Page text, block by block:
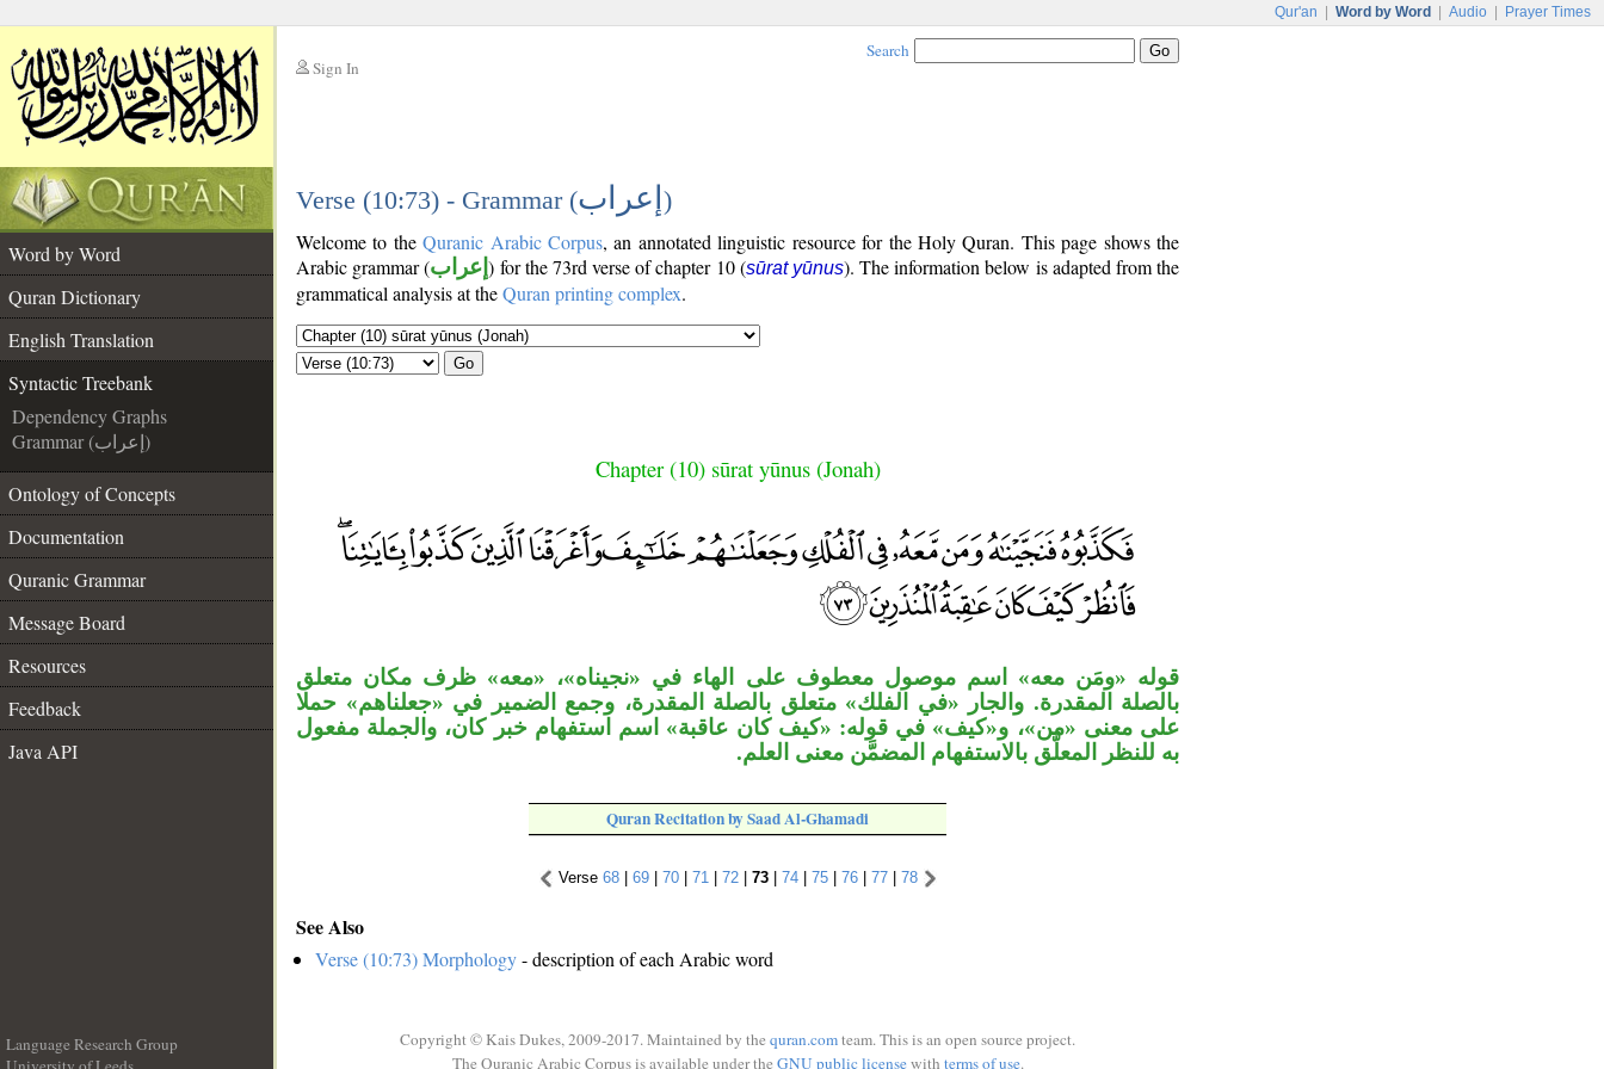
Qur'an Word by Word Audio Prayer Times
Sign In
Search
Verse (10:73) - Grammar (إعراب )
Word by Word
Quran Dictionary
English Translation
Syntactic Treebank
Dependency Graphs
Grammar (إعراب)
Ontology of Concepts
Documentation
Quranic Grammar
Message Board
Resources
Feedback
Java API
Welcome to theQuranic Arabic Corpus, an annotated linguistic resource for the Holy Quran. This page shows the
Arabic grammar (إعراب) for the 73rd verse of chapter 10 (sūrat yūnus). The information below is adapted from the
grammatical analysis at theQuran printing complex.
Go
Chapter (10) sūrat yūnus (Jonah)
قوله «ومَن معه» اسم موصول معطوف على الهاء في «نجيناه»، «معه» ظرف مكان متعلق
بالصلة المقدرة. والجار «في الفلك» متعلق بالصلة المقدرة، وجمع الضمير في «جعلناهم» حملا
على معنى «من»، و«كيف» في قوله: «كيف كان عاقبة» اسم استفهام خبر كان، والجملة مفعول
به للنظر المعلَّق بالاستفهام المضمَّن معنى العلم.
Quran Recitation by Saad Al-Ghamadi
Verse 68| 69| 70| 71 72| 73| 74| 75| 76| 77| 78
See Also
Verse (10:73) Morphology- description of each Arabic word
Language Research Group
Copyright © Kais Dukes, 2009-2017. Maintained by the quran.comteam. This is an open source project.
The Quranic Arabic Corpus is available under the GNU public licensewith terms of use.